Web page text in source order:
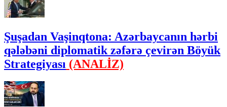
Şuşadan Vaşinqtona: Azərbaycanın hərbi
qələbəni diplomatik zəfərə çevirən Böyük
Strategiyası (ANALİZ)